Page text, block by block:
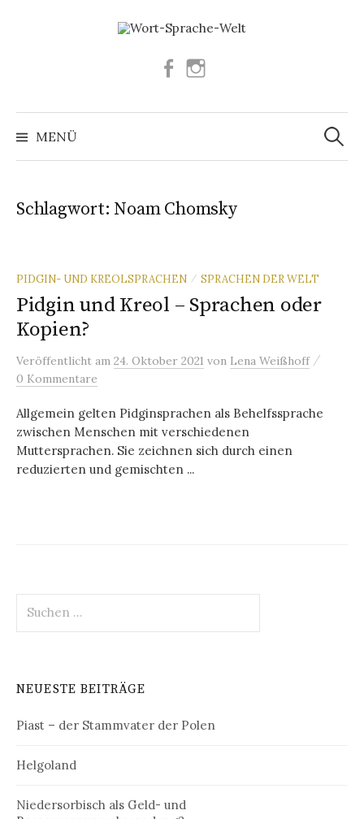
Facebook
MENÜ
Suchen
nach:
Schlagwort: Noam Chomsky
PIDGIN- UND KREOLSPRACHEN / SPRACHEN DER WELT
Pidgin und Kreol – Sprachen oder
Kopien?
Veröffentlicht am 24. Oktober 2021 von Lena Weißhoff /
0 Kommentare
Allgemein gelten Pidginsprachen als Behelfssprache
zwischen Menschen mit verschiedenen
Muttersprachen. Sie zeichnen sich durch einen
reduzierten und gemischten ...
nach:
NEUESTE BEITRÄGE
Piast – der Stammvater der Polen
Helgoland
Niedersorbisch als Geld- und